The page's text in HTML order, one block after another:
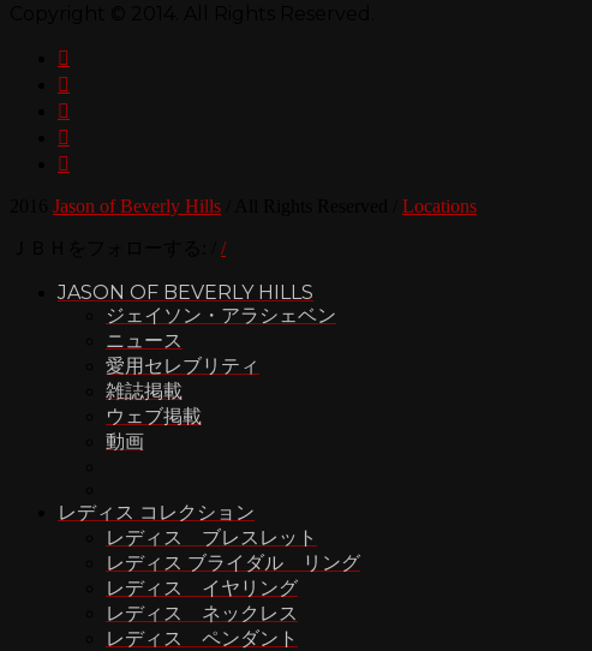





Jason of Beverly Hills Locations
/
JASON OF BEVERLY HILLS
ジェイソン・アラシェベン
ニュース
愛用セレブリティ
雑誌掲載
ウェブ掲載
動画
レディス コレクション
レディス ブレスレット
レディス ブライダル リング
レディス イヤリング
レディス ネックレス
レディス ペンダント